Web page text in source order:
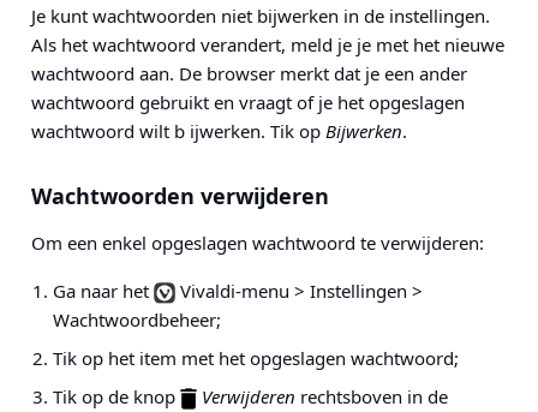
Je kunt wachtwoorden niet bijwerken in de instellingen.
Als het wachtwoord verandert, meld je je met het nieuwe
wachtwoord aan. De browser merkt dat je een ander
wachtwoord gebruikt en vraagt of je het opgeslagen
wachtwoord wilt b ijwerken. Tik op Bijwerken.
Wachtwoorden verwijderen
Om een enkel opgeslagen wachtwoord te verwijderen:
Ga naar het
Vivaldi-menu > Instellingen >
Wachtwoordbeheer;
Tik op het item met het opgeslagen wachtwoord;
Tik op de knop
Verwijderen rechtsboven in de